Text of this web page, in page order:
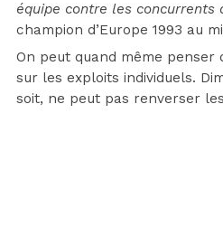
équipe contre les concurrents
champion d’Europe 1993 au
On peut quand même
sur les exploits individuels.
soit, ne peut pas renverser